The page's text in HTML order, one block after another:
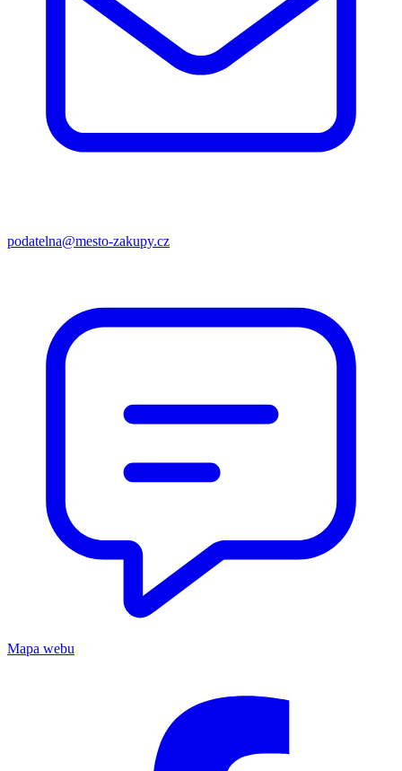
podatelna@mesto-zakupy.cz
Mapa webu